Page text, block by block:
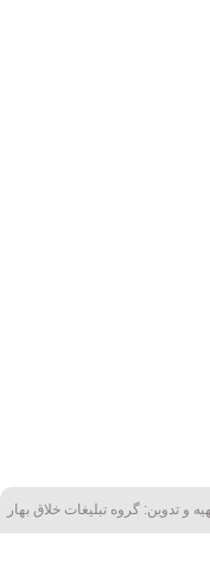
و تدوین: گروه تبلیغات خلاق بهار